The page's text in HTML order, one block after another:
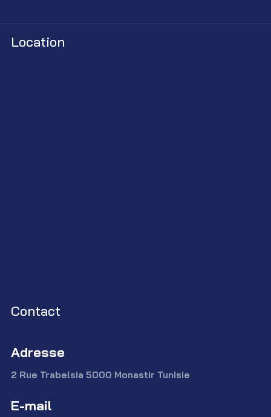
Location
Contact
Adresse
2 Rue Trabelsia 5000 Monastir Tunisie
E-mail